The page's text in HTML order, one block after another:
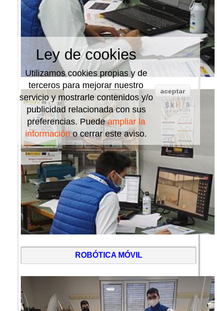
ROBÓTICA MÓVIL
Ley de cookies
Utilizamos cookies propias y de
terceros para mejorar nuestro
servicio y mostrarle contenidos y/o
publicidad relacionada con sus
preferencias. Puedeampliar la
informacióno cerrar este aviso.
aceptar